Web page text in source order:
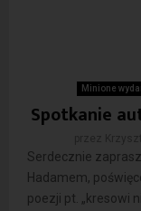
Minione
Spotkanie
Serdecznie
Hadamem,
poezji pt. „kresowi